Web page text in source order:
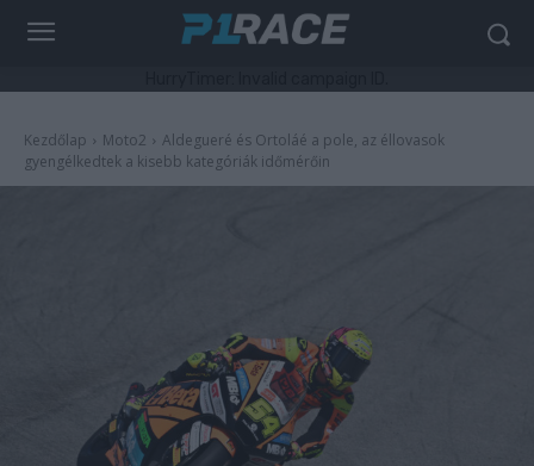
Kezdőlap Moto2
Aldegueré és Ortoláé a pole, az éllovasok
gyengélkedtek a kisebb kategóriák időmérőin